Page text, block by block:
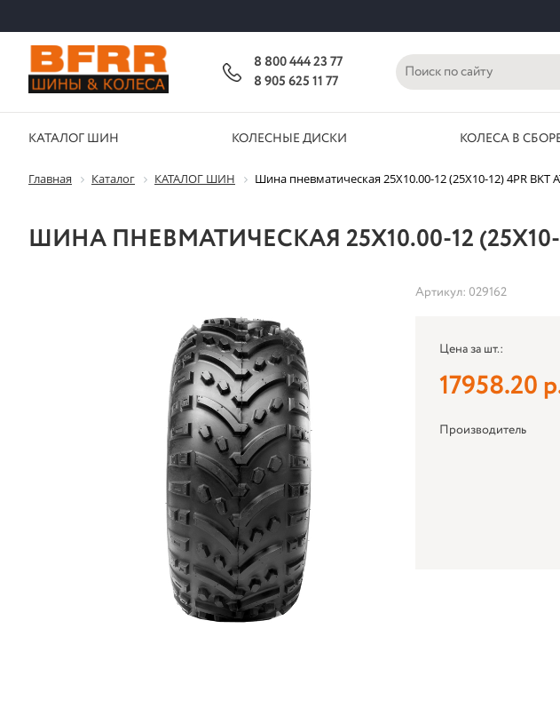
8 800 444 23 77
8 905 625 11 77
КАТАЛОГ ШИН КОЛЕСНЫЕ ДИСКИ КОЛЕСА В
Главная Каталог КАТАЛОГ ШИН Шина пневматическая 25X10.00-12 (25X10-12) 4PR BKT
ШИНА ПНЕВМАТИЧЕСКАЯ 25X10.00-12 (25X10-
Артикул: 029162
Цена за шт.:
17958.20
Производитель